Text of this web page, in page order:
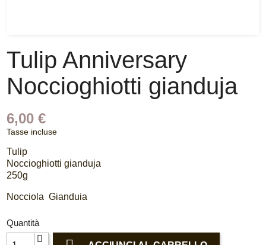
Tulip Anniversary
Noccioghiotti gianduja
6,00 €
Tasse incluse
Tulip
Noccioghiotti gianduja
250g
Nocciola Gianduia
Quantità